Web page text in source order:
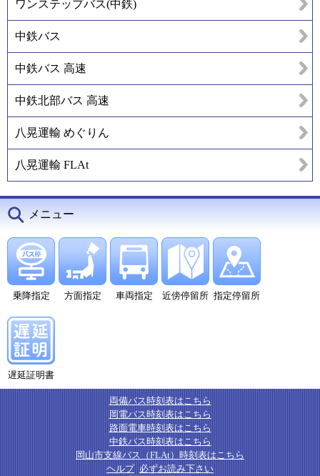
ワンステップバス(中鉄)
中鉄バス
中鉄バス 高速
中鉄北部バス 高速
八晃運輸 めぐりん
八晃運輸 FLAt
メニュー
乗降指定 方面指定 車両指定 近傍停留所 指定停留所
遅延証明書
両備バス時刻表はこちら
岡電バス時刻表はこちら
路面電車時刻表はこちら
中鉄バス時刻表はこちら
岡山市支線バス（FLAt）時刻表はこちら
ヘルプ 必ずお読み下さい